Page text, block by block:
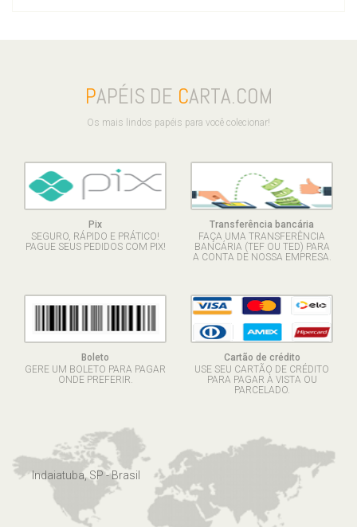
PAPÉIS DE CARTA.COM
Os mais lindos papéis para você colecionar!
Pix
SEGURO, RÁPIDO E PRÁTICO!
PAGUE SEUS PEDIDOS COM PIX!
Transferência bancária
FAÇA UMA TRANSFERÊNCIA
BANCÁRIA (TEF OU TED) PARA
A CONTA DE NOSSA EMPRESA.
Boleto
GERE UM BOLETO PARA PAGAR
ONDE PREFERIR.
Cartão de crédito
USE SEU CARTÃO DE CRÉDITO
PARA PAGAR À VISTA OU
PARCELADO.
Indaiatuba, SP - Brasil